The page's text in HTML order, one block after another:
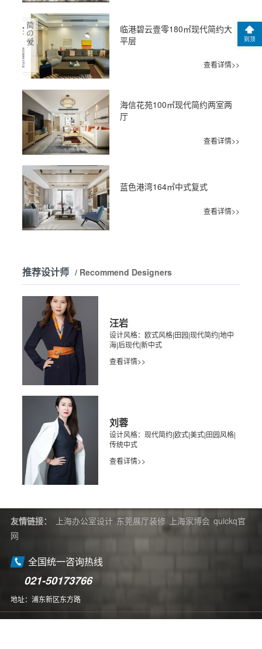
临港碧云壹零180㎡现代简约大
平层
查看详情>>
海信花苑100㎡现代简约两室两
厅
查看详情>>
蓝色港湾164㎡中式复式
查看详情>>
推荐设计师 / Recommend Designers
汪岩
设计风格：欧式风格|田园|现代简约|地中
海|后现代|新中式
查看详情>>
刘蓉
设计风格：现代简约|欧式|美式|田园风格|
传统中式
查看详情>>
友情链接： 上海办公室设计 东莞展厅装修 上海家博会 quickq官
网
全国统一咨询热线
021-50173766
地址：浦东新区东方路
到顶